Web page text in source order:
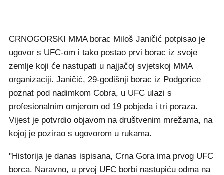
CRNOGORSKI MMA borac Miloš Janičić potpisao je
ugovor s UFC-om i tako postao prvi borac iz svoje
zemlje koji će nastupati u najjačoj svjetskoj MMA
organizaciji. Janičić, 29-godišnji borac iz Podgorice
poznat pod nadimkom Cobra, u UFC ulazi s
profesionalnim omjerom od 19 pobjeda i tri poraza.
Vijest je potvrdio objavom na društvenim mrežama, na
kojoj je pozirao s ugovorom u rukama.
"Historija je danas ispisana, Crna Gora ima prvog UFC
borca. Naravno, u prvoj UFC borbi nastupiću odma na